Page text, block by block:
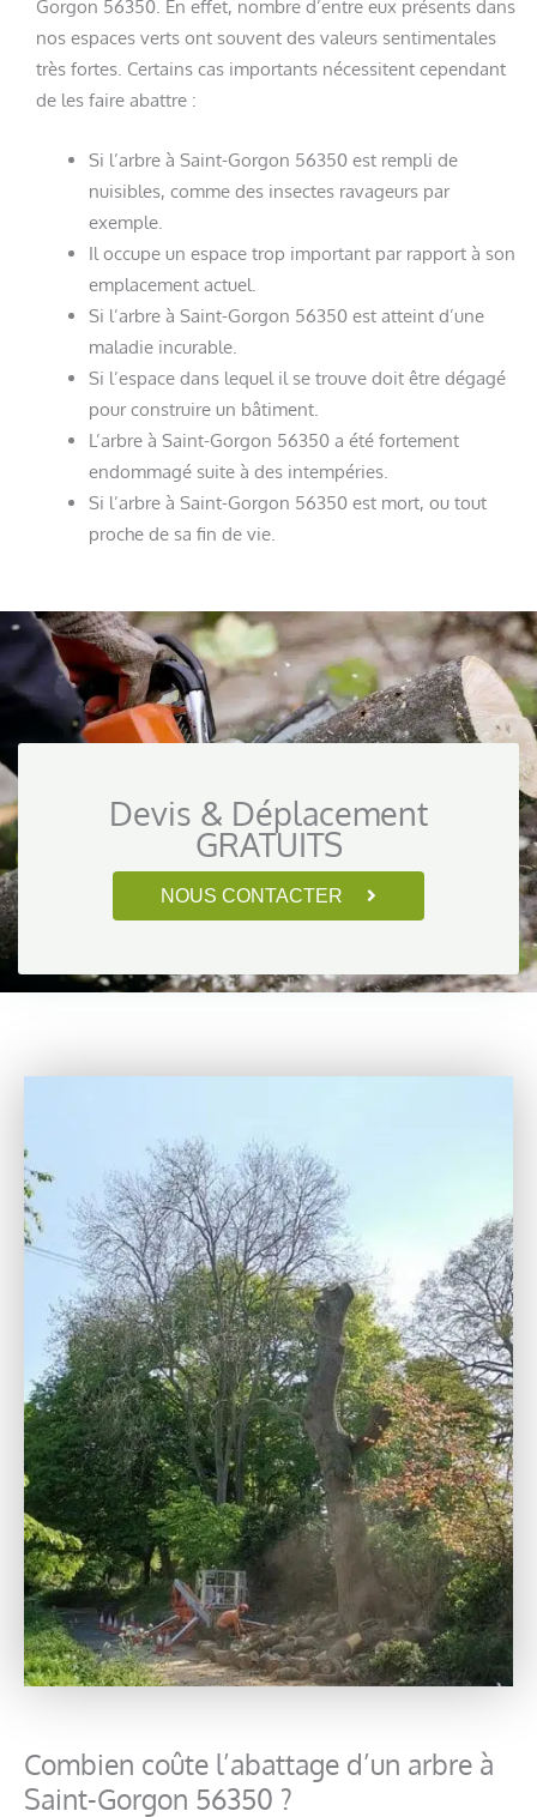
Gorgon 56350. En effet, nombre d’entre eux présents dans
nos espaces verts ont souvent des valeurs sentimentales
très fortes. Certains cas importants nécessitent cependant
de les faire abattre :
Si l’arbre à Saint-Gorgon 56350 est rempli de
nuisibles, comme des insectes ravageurs par
exemple.
Il occupe un espace trop important par rapport à son
emplacement actuel.
Si l’arbre à Saint-Gorgon 56350 est atteint d’une
maladie incurable.
Si l’espace dans lequel il se trouve doit être dégagé
pour construire un bâtiment.
L’arbre à Saint-Gorgon 56350 a été fortement
endommagé suite à des intempéries.
Si l’arbre à Saint-Gorgon 56350 est mort, ou tout
proche de sa fin de vie.
Devis & Déplacement
GRATUITS
NOUS CONTACTER
Combien coûte l’abattage d’un arbre à
Saint-Gorgon 56350 ?